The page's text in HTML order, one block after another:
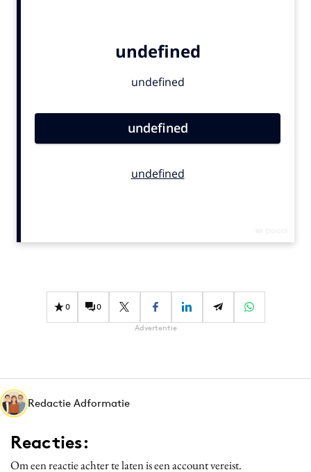
Campagnes
Design
Gedragsverandering
Media
PR
Programmatic
0 0
Advertentie
Redactie Adformatie
Reacties:
Om een reactie achter te laten is een account vereist.